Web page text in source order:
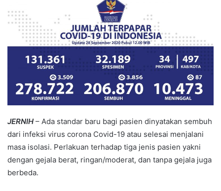
JERNIH – Ada standar baru bagi pasien dinyatakan sembuh
dari infeksi virus corona Covid-19 atau selesai menjalani
masa isolasi. Perlakuan terhadap tiga jenis pasien yakni
dengan gejala berat, ringan/moderat, dan tanpa gejala juga
berbeda.